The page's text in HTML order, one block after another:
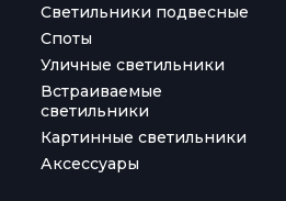
Светильники подвесные
Споты
Уличные светильники
Встраиваемые
светильники
Картинные светильники
Аксессуары